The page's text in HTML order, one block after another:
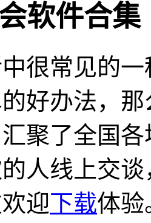
软件合集
很常见的
好办法，
汇聚了全国
人线上交
迎下载体验